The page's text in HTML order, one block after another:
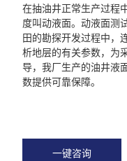
在抽油井正常生产过程
度叫动液面。动液面测
田的勘探开发过程中，
析地层的有关参数，为
导，我厂生产的油井液
数提供可靠保障。
一键咨询